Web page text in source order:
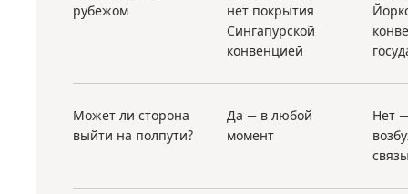
рубежом
нет покрытия
Сингапурской
конвенцией
Может ли сторона
выйти на полпути?
Да — в любой
момент
Нет